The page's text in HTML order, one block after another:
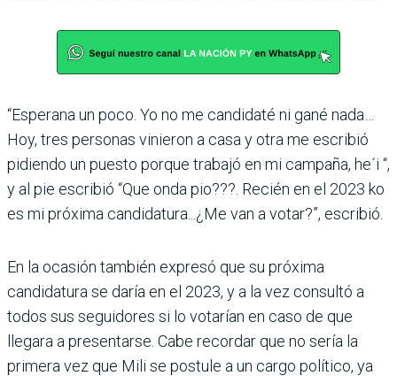
“Esperana un poco. Yo no me candidaté ni gané nada…
Hoy, tres personas vinieron a casa y otra me escribió
pidiendo un puesto porque trabajó en mi campaña, he´i “,
y al pie escribió “Que onda pio???. Recién en el 2023 ko
es mi próxima candidatura...¿Me van a votar?”, escribió.
En la ocasión también expresó que su próxima
candidatura se daría en el 2023, y a la vez consultó a
todos sus seguidores si lo votarían en caso de que
llegara a presentarse. Cabe recordar que no sería la
primera vez que Mili se postule a un cargo político, ya